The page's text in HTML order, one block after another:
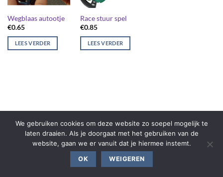
Wegblaas autootje
€0.65
LEES VERDER
Race stuur spel
€0.85
LEES VERDER
We gebruiken cookies om deze website zo soepel mogelijk te
laten draaien. Als je doorgaat met het gebruiken van de
website, gaan we er vanuit dat je hiermee instemt.
OK WEIGEREN